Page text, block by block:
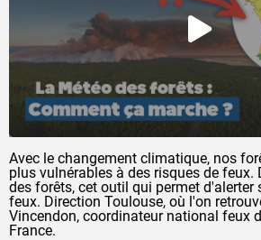
Avec le changement climatique, nos
plus vulnérables à des risques de feux.
des forêts, cet outil qui permet d'alerter
feux. Direction Toulouse, où l'on
Vincendon, coordinateur national feux
France.